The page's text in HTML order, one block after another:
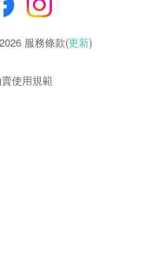
服務條款(更新)
使用規範